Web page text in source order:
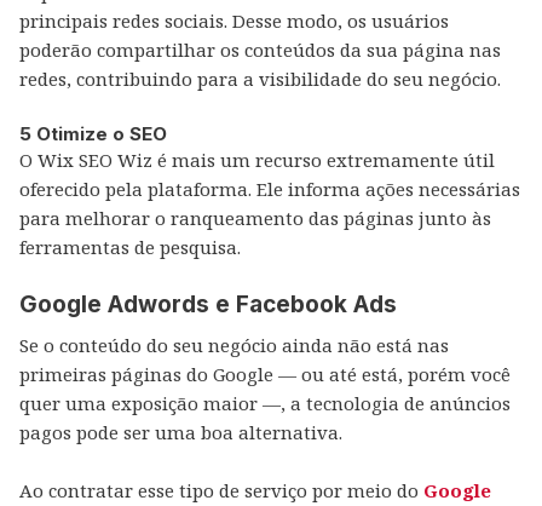
principais redes sociais. Desse modo, os usuários
poderão compartilhar os conteúdos da sua página nas
redes, contribuindo para a visibilidade do seu negócio.
5 Otimize o SEO
O Wix SEO Wiz é mais um recurso extremamente útil
oferecido pela plataforma. Ele informa ações necessárias
para melhorar o ranqueamento das páginas junto às
ferramentas de pesquisa.
Google Adwords e Facebook Ads
Se o conteúdo do seu negócio ainda não está nas
primeiras páginas do Google — ou até está, porém você
quer uma exposição maior —, a tecnologia de anúncios
pagos pode ser uma boa alternativa.
Ao contratar esse tipo de serviço por meio do Google